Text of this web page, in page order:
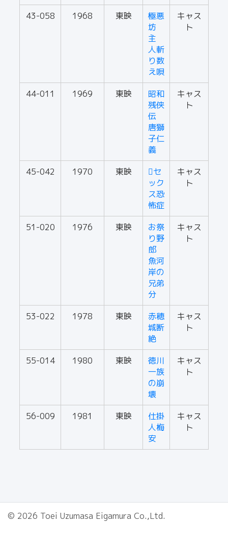
43-058
1968 東映
極悪
坊
主
人斬
り数
え唄
キャス
ト
44-011 1969 東映
昭和
残侠
伝
唐獅
子仁
義
キャス
ト
45-042 1970 東映
セ
ック
ス恐
怖症
キャス
ト
51-020 1976 東映
お祭
り野
郎
魚河
岸の
兄弟
分
キャス
ト
53-022 1978 東映
赤穂
城断
絶
キャス
ト
55-014 1980 東映
徳川
一族
の崩
壊
キャス
ト
56-009 1981 東映
仕掛
人梅
安
キャス
ト
© 2026 Toei Uzumasa Eigamura Co.,Ltd.